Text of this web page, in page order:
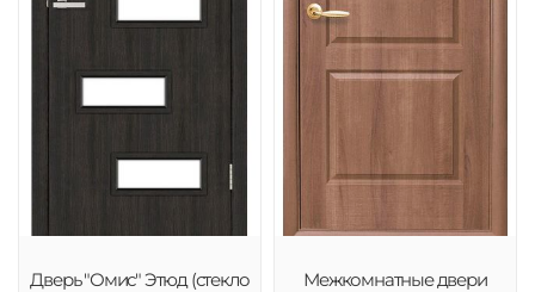
Дверь "Омис" Этюд (стекло
Межкомнатные двери